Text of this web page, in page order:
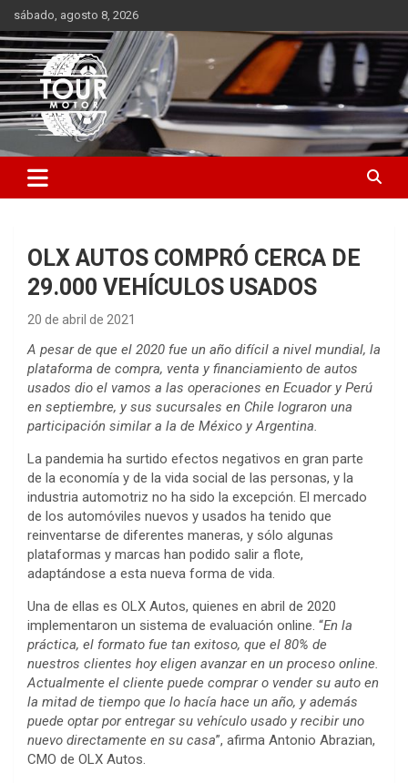
Saltar
al
contenido
sábado, agosto 8, 2026
Tour Motor
Plataforma de contenido audiovisual para el sector automotriz
OLX AUTOS COMPRÓ CERCA DE
29.000 VEHÍCULOS USADOS
20 de abril de 2021
A pesar de que el 2020 fue un año difícil a nivel mundial, la
plataforma de compra, venta y financiamiento de autos
usados dio el vamos a las operaciones en Ecuador y Perú
en septiembre, y sus sucursales en Chile lograron una
participación similar a la de México y Argentina.
La pandemia ha surtido efectos negativos en gran parte
de la economía y de la vida social de las personas, y la
industria automotriz no ha sido la excepción. El mercado
de los automóviles nuevos y usados ha tenido que
reinventarse de diferentes maneras, y sólo algunas
plataformas y marcas han podido salir a flote,
adaptándose a esta nueva forma de vida.
Una de ellas es OLX Autos, quienes en abril de 2020
implementaron un sistema de evaluación online. “En la
práctica, el formato fue tan exitoso, que el 80% de
nuestros clientes hoy eligen avanzar en un proceso online.
Actualmente el cliente puede comprar o vender su auto en
la mitad de tiempo que lo hacía hace un año, y además
puede optar por entregar su vehículo usado y recibir uno
nuevo directamente en su casa”, afirma Antonio Abrazian,
CMO de OLX Autos.